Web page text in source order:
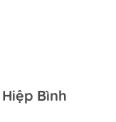
Bình